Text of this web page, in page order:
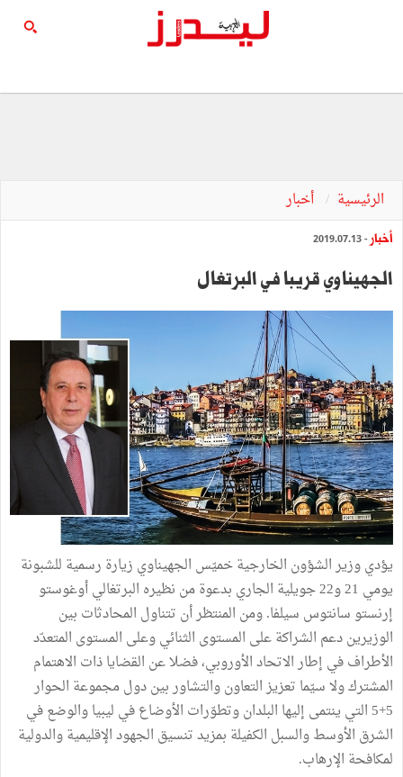
الرئيسية أخبار
أخبار - 2019.07.13
الجهيناوي قريبا في البرتغال
يؤدي وزير الشؤون الخارجية خميّس الجهيناوي زيارة رسمية للشبونة
يومي 21 و22 جويلية الجاري بدعوة من نظيره البرتغالي أوغوستو
إرنستو سانتوس سيلفا. ومن المنتظر أن تتناول المحادثات بين
الوزيرين دعم الشراكة على المستوى الثنائي وعلى المستوى المتعدّد
الأطراف في إطار الاتحاد الأوروبي، فضلا عن القضايا ذات الاهتمام
المشترك ولا سيّما تعزيز التعاون والتشاور بين دول مجموعة الحوار
5+5 التي ينتمى إليها البلدان وتطوّرات الأوضاع في ليبيا والوضع في
الشرق الأوسط والسبل الكفيلة بمزيد تنسيق الجهود الإقليمية والدولية
لمكافحة الإرهاب.